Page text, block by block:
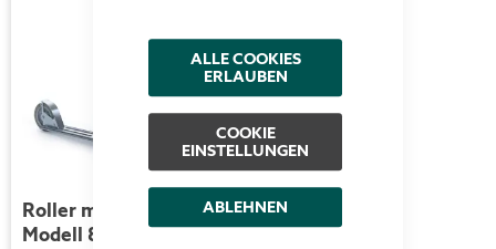
ALLE COOKIES
ERLAUBEN
COOKIE
EINSTELLUNGEN
ABLEHNEN
Roller mit Ladefläche -
Modell 86